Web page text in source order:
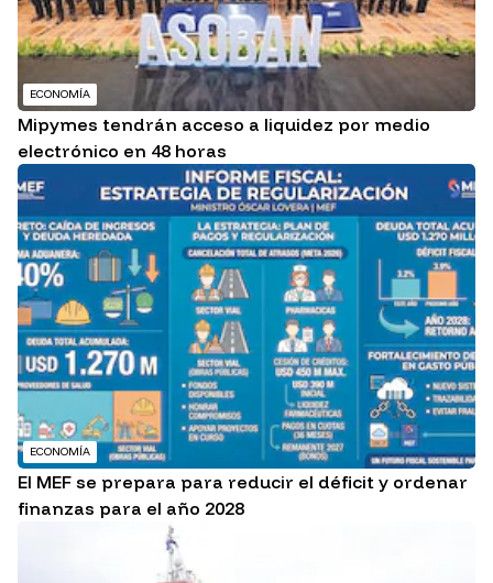
ECONOMÍA
Mipymes tendrán acceso a liquidez por medio
electrónico en 48 horas
ECONOMÍA
El MEF se prepara para reducir el déficit y ordenar
finanzas para el año 2028